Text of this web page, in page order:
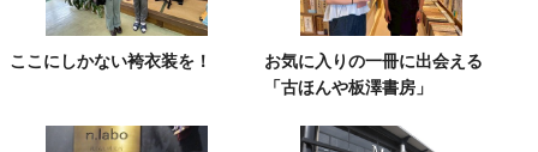
ここにしかない袴衣装を！
お気に入りの一冊に出会える
「古ほんや板澤書房」